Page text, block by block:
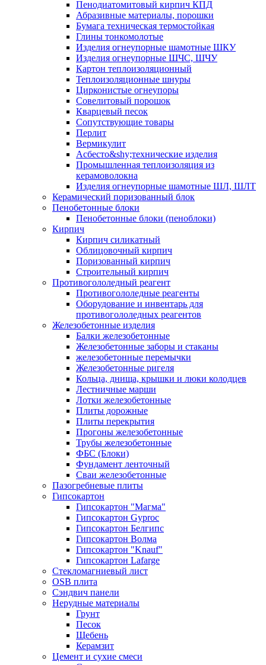
Пенодиатомитовый кирпич КПД
Абразивные материалы, порошки
Бумага техническая термостойкая
Глины тонкомолотые
Изделия огнеупорные шамотные ШКУ
Изделия огнеупорные ШЧС, ШЧУ
Картон теплоизоляционный
Теплоизоляционные шнуры
Цирконистые огнеупоры
Совелитовый порошок
Кварцевый песок
Сопутствующие товары
Перлит
Вермикулит
Асбесто&shy;технические изделия
Промышленная теплоизоляция из
керамоволокна
Изделия огнеупорные шамотные ШЛ, ШЛТ
Керамический поризованный блок
Пенобетонные блоки
Пенобетонные блоки (пеноблоки)
Кирпич
Кирпич силикатный
Облицовочный кирпич
Поризованный кирпич
Строительный кирпич
Противогололедный реагент
Противогололедные реагенты
Оборудование и инвентарь для
противогололедных реагентов
Железобетонные изделия
Балки железобетонные
Железобетонные заборы и стаканы
железобетонные перемычки
Железобетонные ригеля
Кольца, днища, крышки и люки колодцев
Лестничные марши
Лотки железобетонные
Плиты дорожные
Плиты перекрытия
Прогоны железобетонные
Трубы железобетонные
ФБС (Блоки)
Фундамент ленточный
Сваи железобетонные
Пазогребневые плиты
Гипсокартон
Гипсокартон "Магма"
Гипсокартон Gyproc
Гипсокартон Белгипс
Гипсокартон Волма
Гипсокартон "Knauf"
Гипсокартон Lafarge
Стекломагниевый лист
OSB плита
Сэндвич панели
Нерудные материалы
Грунт
Песок
Щебень
Керамзит
Цемент и сухие смеси